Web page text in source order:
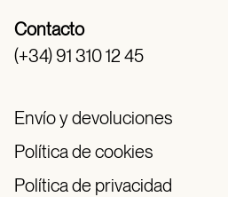
Contacto
(+34) 91 310 12 45
Envío y devoluciones
Política de cookies
Política de privacidad